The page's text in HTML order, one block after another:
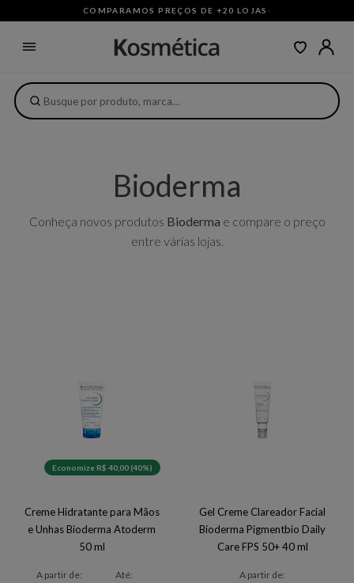
COMPARAMOS PREÇOS DE +20 LOJAS ·
Bioderma
Conheça novos produtos Bioderma e compare o preço
entre várias lojas.
Economize R$ 40,00 (40%)
Creme Hidratante para Mãos
e Unhas Bioderma Atoderm
50 ml
A partir de:
Até:
Gel Creme Clareador Facial
Bioderma Pigmentbio Daily
Care FPS 50+ 40 ml
A partir de: